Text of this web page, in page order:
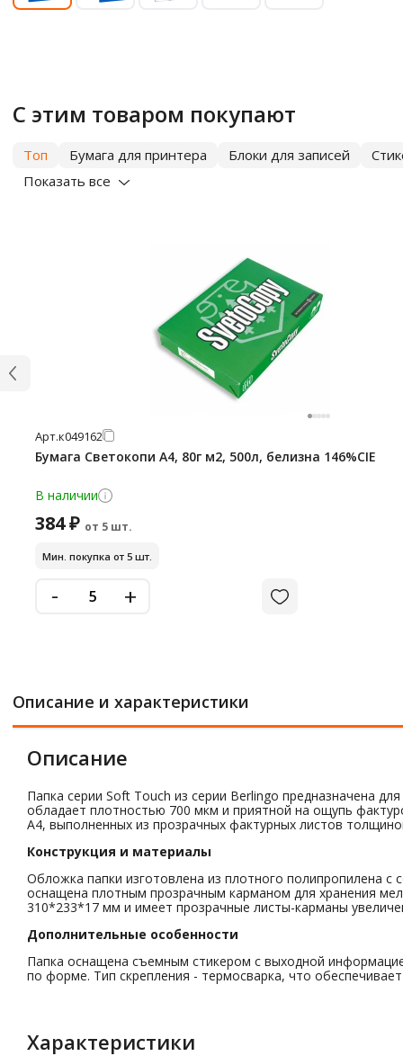
С этим товаром покупают
Топ Бумага для принтера Блоки для записей
Показать все
Арт.к049162
Бумага Светокопи А4, 80г м2, 500л, белизна 146%CIE
В наличии
384 ₽ от 5 шт.
Мин. покупка от 5 шт.
- +
Описание и характеристики
Описание
Папка серии Soft Touch из серии Berlingo предназначена
обладает плотностью 700 мкм и приятной на ощупь
А4, выполненных из прозрачных фактурных листов
Конструкция и материалы
Обложка папки изготовлена из плотного полипропилена
оснащена плотным прозрачным карманом для хранения
310*233*17 мм и имеет прозрачные листы-карманы
Дополнительные особенности
Папка оснащена съемным стикером с выходной
по форме. Тип скрепления - термосварка, что
Характеристики